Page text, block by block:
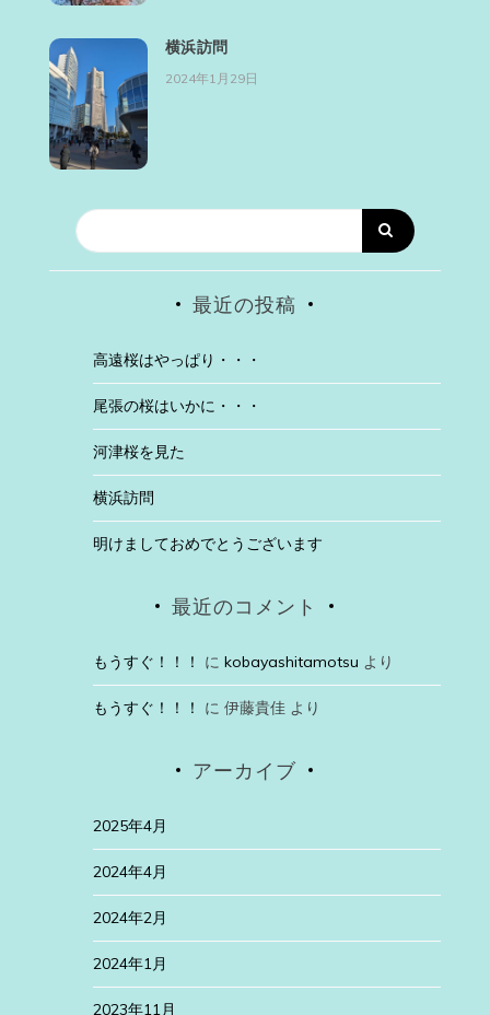
横浜訪問
2024年1月29日
最近の投稿
高遠桜はやっぱり・・・
尾張の桜はいかに・・・
河津桜を見た
横浜訪問
明けましておめでとうございます
最近のコメント
もうすぐ！！！ に kobayashitamotsu より
もうすぐ！！！ に 伊藤貴佳より
アーカイブ
2025年4月
2024年4月
2024年2月
2024年1月
2023年11月